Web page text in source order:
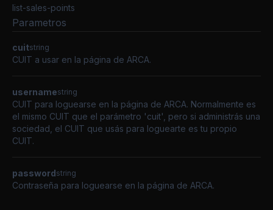
list-sales-points
Parametros
cuitstring
CUIT a usar en la página de ARCA.
usernamestring
CUIT para loguearse en la página de ARCA. Normalmente es
el mismo CUIT que el parámetro 'cuit', pero si administrás una
sociedad, el CUIT que usás para loguearte es tu propio
CUIT.
passwordstring
Contraseña para loguearse en la página de ARCA.